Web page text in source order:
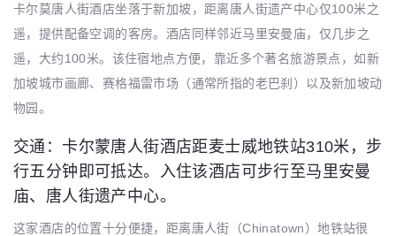
卡尔莫唐人街酒店坐落于新加坡，距离唐人街遗产中心仅100米之
遥，提供配备空调的客房。酒店同样邻近马里安曼庙，仅几步之
遥，大约100米。该住宿地点方便，靠近多个著名旅游景点，如新
加坡城市画廊、赛格福雷市场（通常所指的老巴刹）以及新加坡动
物园。
交通：卡尔蒙唐人街酒店距麦士威地铁站310米，步
行五分钟即可抵达。入住该酒店可步行至马里安曼
庙、唐人街遗产中心。
这家酒店的位置十分便捷，距离唐人街（Chinatown）地铁站很